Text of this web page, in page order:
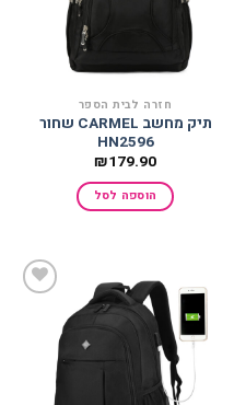
חזרה לבית הספר
תיק מחשב CARMEL שחור
HN2596
₪179.90
הוספה לסל